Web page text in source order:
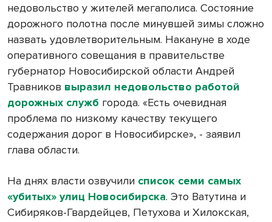
недовольство у жителей мегаполиса. Состояние
дорожного полотна после минувшей зимы сложно
назвать удовлетворительным. Накануне в ходе
оперативного совещания в правительстве
губернатор Новосибирской области Андрей
Травников выразил недовольство работой
дорожных служб города. «Есть очевидная
проблема по низкому качеству текущего
содержания дорог в Новосибирске», - заявил
глава области.
На днях власти озвучили список семи самых
«убитых» улиц Новосибирска. Это Ватутина и
Сибиряков-Гвардейцев, Петухова и Хилокская,